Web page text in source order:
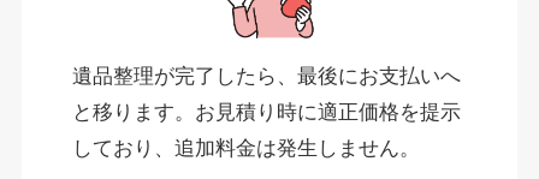
遺品整理が完了したら、最後にお支払いへ
と移ります。お見積り時に適正価格を提示
しており、追加料金は発生しません。